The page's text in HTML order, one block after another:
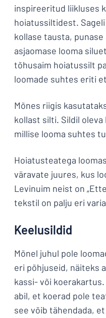
inspireeritud liikluses
hoiatussiltidest.
kollase tausta,
asjaomase looma
tõhusaim hoiatussilt
loomade suhtes eriti
Mõnes riigis
kollast silti. Sildil
millise looma suhtes
Hoiatusteatega
väravate juures, kus
Levinuim neist on
tekstil on palju eri
Keelusildid
Mõnel juhul pole
eri põhjuseid, näiteks
kassi- või
abil, et koerad pole
see võib tähendada,